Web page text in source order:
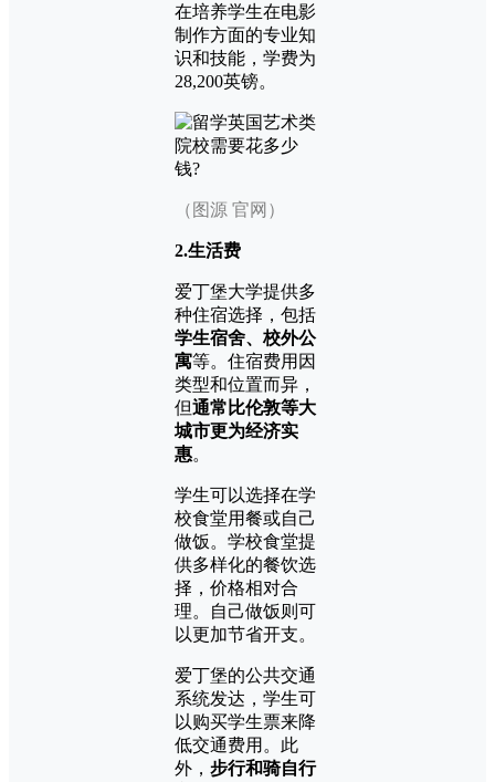
在培养学生在电影
制作方面的专业知
识和技能，学费为
28,200英镑。
（图源 官网）
2.生活费
爱丁堡大学提供多
种住宿选择，包括
学生宿舍、校外公
寓等。住宿费用因
类型和位置而异，
但通常比伦敦等大
城市更为经济实
惠。
学生可以选择在学
校食堂用餐或自己
做饭。学校食堂提
供多样化的餐饮选
择，价格相对合
理。自己做饭则可
以更加节省开支。
爱丁堡的公共交通
系统发达，学生可
以购买学生票来降
低交通费用。此
外， 步行和骑自行